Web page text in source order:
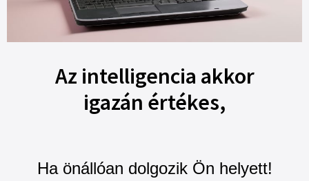
Az intelligencia akkor
igazán értékes,
Ha önállóan dolgozik Ön helyett!